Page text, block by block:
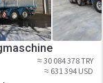
≈ 30 084 378 TRY
≈ 631 394 USD